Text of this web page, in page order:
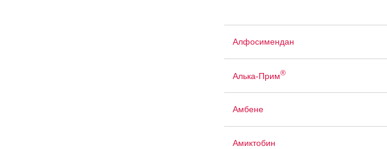
Алфосимендан
Алька-Прим®
Амбене
Амиктобин